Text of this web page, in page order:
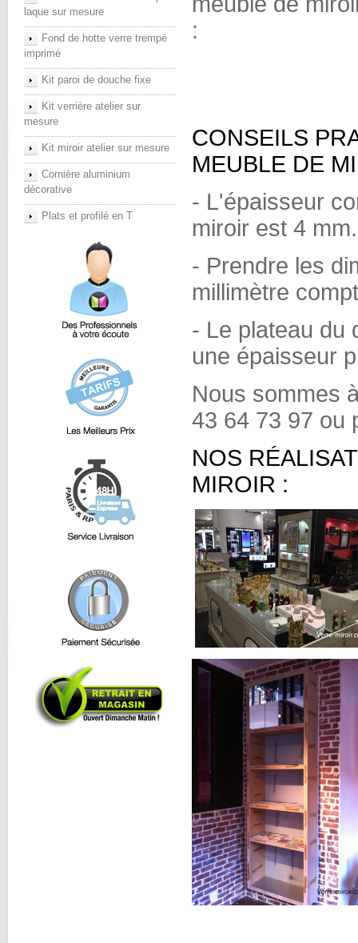
laque sur mesure
Fond de hotte verre trempé
imprimé
Kit paroi de douche fixe
Kit verrière atelier sur
mesure
Kit miroir atelier sur mesure
Cornière aluminium
décorative
Plats et profilé en T
:
CONSEILS
MEUBLE DE
- L'épaisseur
miroir est 4 mm.
- Prendre les
millimètre
- Le plateau du
une épaisseur
Nous sommes
43 64 73 97 ou
NOS
MIROIR :